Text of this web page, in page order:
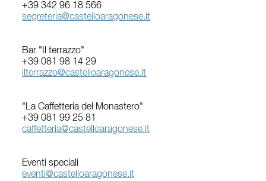
+39 342 96 18 566
segreteria@castelloaragonese.it
Bar "Il terrazzo"
+39 081 98 14 29
ilterrazzo@castelloaragonese.it
"La Caffetteria del Monastero"
+39 081 99 25 81
caffetteria@castelloaragonese.it
Eventi speciali
eventi@castelloaragonese.it